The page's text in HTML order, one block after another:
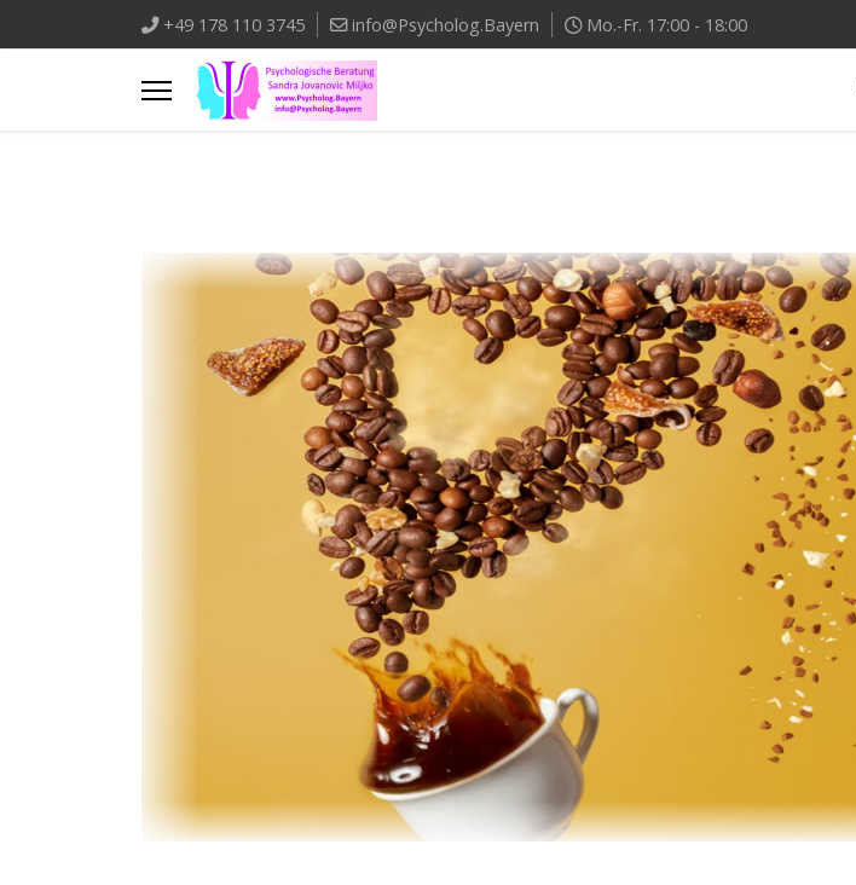
+49 178 110 3745 info@Psycholog.Bayern Mo.-Fr. 17:00 - 18:00